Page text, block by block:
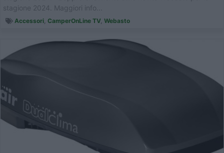
stagione 2024. Maggiori info...
Accessori, CamperOnLine TV, Webasto